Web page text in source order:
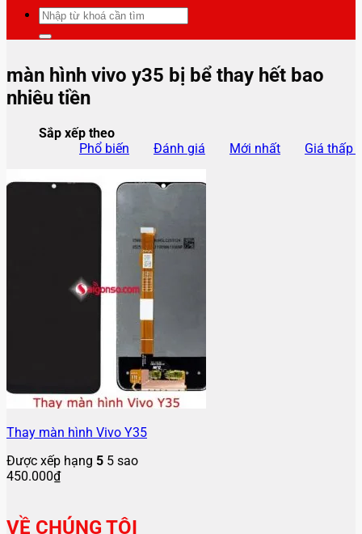
Tìm
kiếm:
màn hình vivo y35 bị bể thay hết bao
nhiêu tiền
Sắp xếp theo
Phổ biến
Đánh giá Mới nhất Giá thấp
Thay màn hình Vivo Y35
Được xếp hạng 5 5 sao
450.000₫
VỀ CHÚNG TÔI